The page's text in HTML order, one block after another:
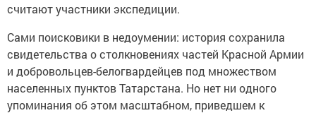
считают участники экспедиции.
Сами поисковики в недоумении: история сохранила
свидетельства о столкновениях частей Красной Армии
и добровольцев-белогвардейцев под множеством
населенных пунктов Татарстана. Но нет ни одного
упоминания об этом масштабном, приведшем к